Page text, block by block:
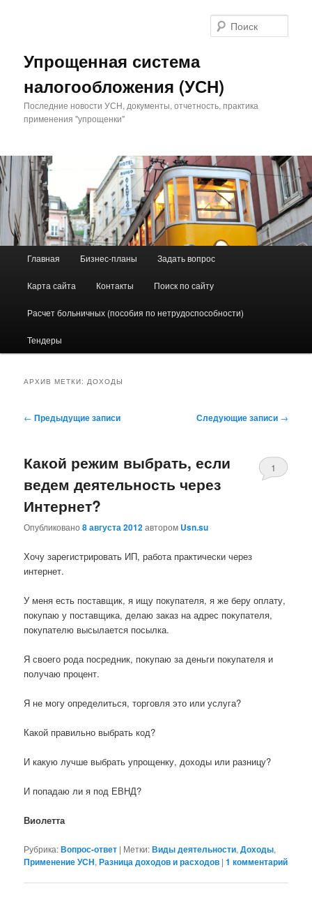
Упрощенная система
налогообложения (УСН)
Последние новости УСН, документы, отчетность, практика
применения "упрощенки"
Перейти к основному содержимому
Перейти к дополнительному содержимому
Главная Бизнес-планы Задать вопрос
Карта сайта Контакты Поиск по сайту
Расчет больничных (пособия по нетрудоспособности)
Тендеры
АРХИВ МЕТКИ:ДОХОДЫ
Навигация по записям
← Предыдущие записи Следующие записи →
Какой режим выбрать, если
ведем деятельность через
Интернет?
Опубликовано8 августа 2012автором Usn.su
1
Хочу зарегистрировать ИП, работа практически через
интернет.
У меня есть поставщик, я ищу покупателя, я же беру оплату,
покупаю у поставщика, делаю заказ на адрес покупателя,
покупателю высылается посылка.
Я своего рода посредник, покупаю за деньги покупателя и
получаю процент.
Я не могу определиться, торговля это или услуга?
Какой правильно выбрать код?
И какую лучше выбрать упрощенку, доходы или разницу?
И попадаю ли я под ЕВНД?
Виолетта
Рубрика:Вопрос-ответ | Метки:Виды деятельности,Доходы,
Применение УСН,Разница доходов и расходов |1 комментарий